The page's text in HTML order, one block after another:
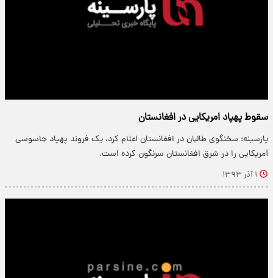
سقوط پهپاد امریکایی در افغانستان
پارسینه: سخنگوی طالبان در افغانستان اعلام کرد، یک فروند پهپاد جاسوسی
آمریکایی را در شرق افغانستان سرنگون کرده است.
۱ آذر ۱۳۹۳